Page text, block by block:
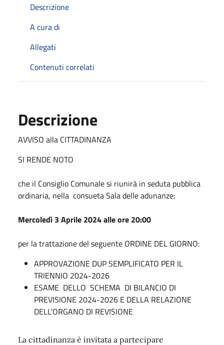
Descrizione
A cura di
Allegati
Contenuti correlati
Descrizione
AVVISO alla CITTADINANZA
SI RENDE NOTO
che il Consiglio Comunale si riunirà in seduta pubblica
ordinaria, nella consueta Sala delle adunanze:
Mercoledì 3 Aprile 2024 alle ore 20:00
per la trattazione del seguente ORDINE DEL GIORNO:
APPROVAZIONE DUP SEMPLIFICATO PER IL
TRIENNIO 2024-2026
ESAME DELLO SCHEMA DI BILANCIO DI
PREVISIONE 2024-2026 E DELLA RELAZIONE
DELL'ORGANO DI REVISIONE
La cittadinanza è invitata a partecipare